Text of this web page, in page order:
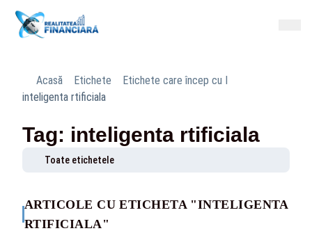
Acasă Etichete
Etichete care încep cu I
inteligenta rtificiala
Tag: inteligenta rtificiala
Toate etichetele
ARTICOLE CU ETICHETA "INTELIGENTA
RTIFICIALA"